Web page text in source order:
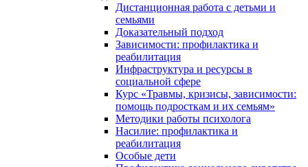
Дистанционная работа с детьми и
семьями
Доказательный подход
Зависимости: профилактика и
реабилитация
Инфраструктура и ресурсы в
социальной сфере
Курс «Травмы, кризисы, зависимости:
помощь подросткам и их семьям»
Методики работы психолога
Насилие: профилактика и
реабилитация
Особые дети